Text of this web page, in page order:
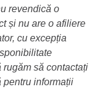
revendică o
și nu are o afiliere
cu excepția
să contactați
pentru informații